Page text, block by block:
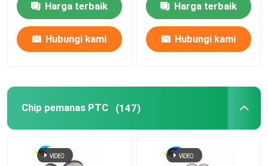
Resistor Tergantung Cahaya
Thermistor Multi-
Purpose Heat-Resista
Harga terbaik
Hubungi kami
Perlindungan
Overcurrent
Harga terbaik
Hubungi kami
Chip pemanas PTC (147)